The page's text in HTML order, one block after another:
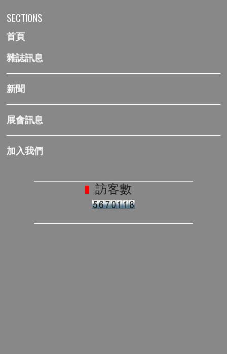
SECTIONS
首頁
雜誌訊息
新聞
展會訊息
加入我們
訪客數